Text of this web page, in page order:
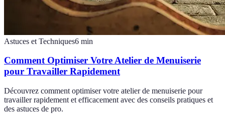
Astuces et Techniques6 min
Comment Optimiser Votre Atelier de Menuiserie
pour Travailler Rapidement
Découvrez comment optimiser votre atelier de menuiserie pour
travailler rapidement et efficacement avec des conseils pratiques et
des astuces de pro.